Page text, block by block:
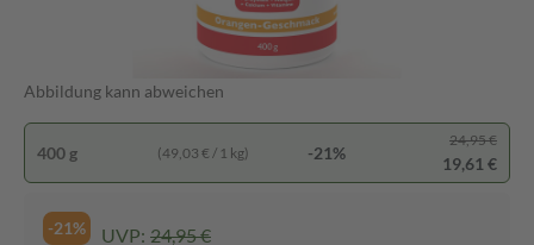
Abbildung kann abweichen
400 g (49,03 € / 1 kg) -21%
24,95 €
19,61 €
-21% UVP: 24,95 €